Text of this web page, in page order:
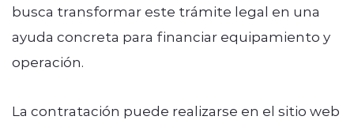
busca transformar este trámite legal en una
ayuda concreta para financiar equipamiento y
operación.
La contratación puede realizarse en el sitio web